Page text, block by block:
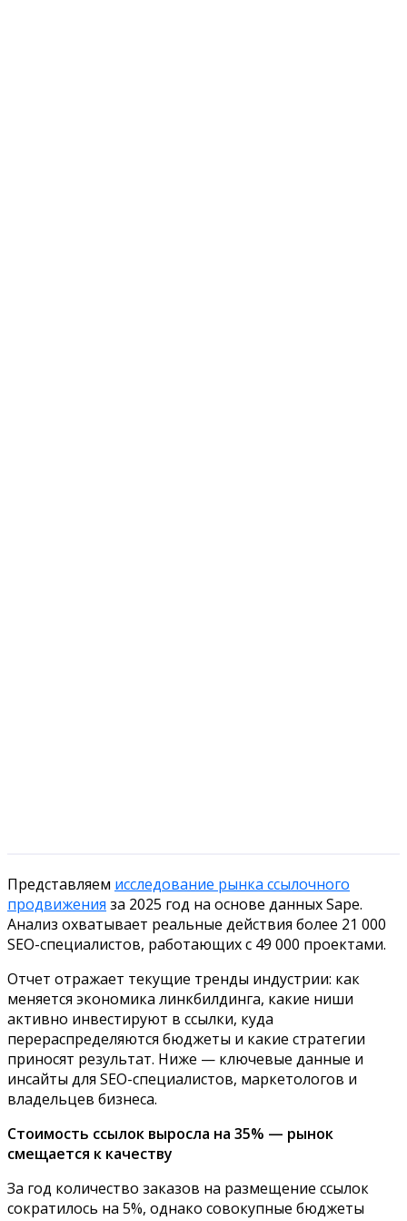
Представляем исследование рынка ссылочного
продвижения за 2025 год на основе данных Sape.
Анализ охватывает реальные действия более 21 000
SEO-специалистов, работающих с 49 000 проектами.
Отчет отражает текущие тренды индустрии: как
меняется экономика линкбилдинга, какие ниши
активно инвестируют в ссылки, куда
перераспределяются бюджеты и какие стратегии
приносят результат. Ниже — ключевые данные и
инсайты для SEO-специалистов, маркетологов и
владельцев бизнеса.
Стоимость ссылок выросла на 35% — рынок
смещается к качеству
За год количество заказов на размещение ссылок
сократилось на 5%, однако совокупные бюджеты